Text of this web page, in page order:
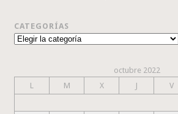
CATEGORÍAS
Categorías
octubre 2022
L
M X J V